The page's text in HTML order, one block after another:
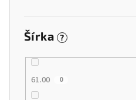
Šírka ?
61.00 0